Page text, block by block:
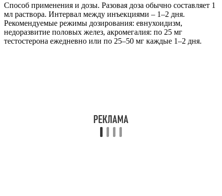
Способ применения и дозы. Разовая доза обычно составляет 1
мл раствора. Интервал между инъекциями – 1–2 дня.
Рекомендуемые режимы дозирования: евнухоидизм,
недоразвитие половых желез, акромегалия: по 25 мг
тестостерона ежедневно или по 25–50 мг каждые 1–2 дня.